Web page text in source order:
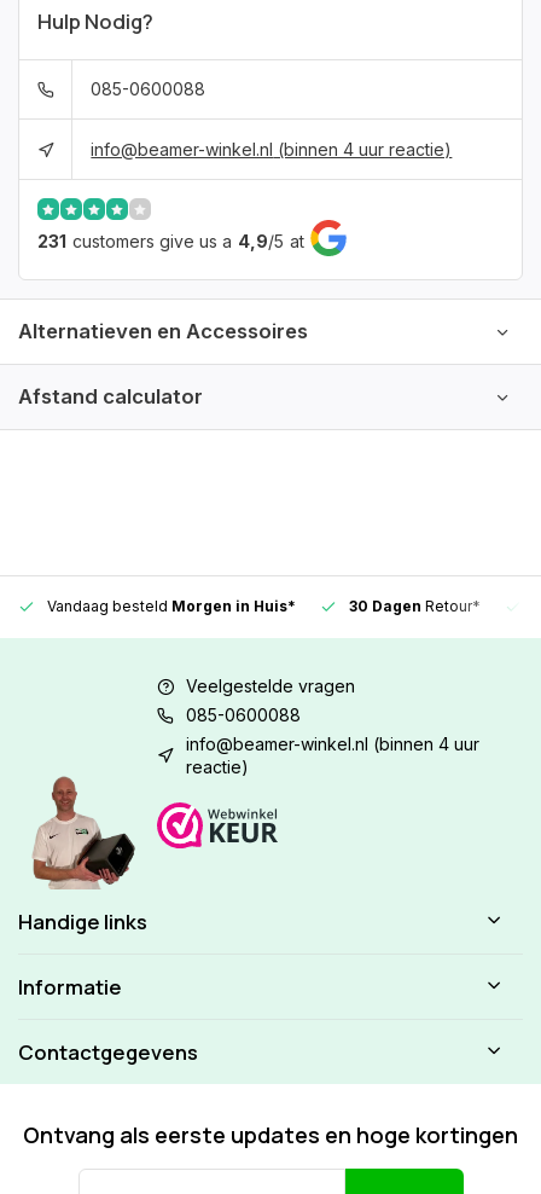
Hulp Nodig?
085-0600088
info@beamer-winkel.nl (binnen 4 uur reactie)
231 customers give us a 4,9/5 at
Alternatieven en Accessoires
Afstand calculator
Vandaag besteld Morgen in Huis* 30 Dagen Retour*
Veelgestelde vragen
085-0600088
info@beamer-winkel.nl (binnen 4 uur
reactie)
Handige links
Informatie
Contactgegevens
Ontvang als eerste updates en hoge kortingen